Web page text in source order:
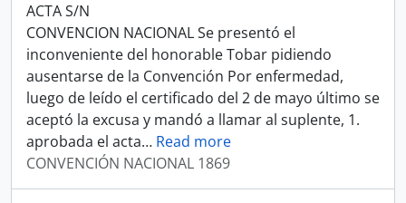
ACTA S/N
CONVENCION NACIONAL Se presentó el
inconveniente del honorable Tobar pidiendo
ausentarse de la Convención Por enfermedad,
luego de leído el certificado del 2 de mayo último se
aceptó la excusa y mandó a llamar al suplente, 1.
aprobada el acta… Read more
CONVENCIÓN NACIONAL 1869